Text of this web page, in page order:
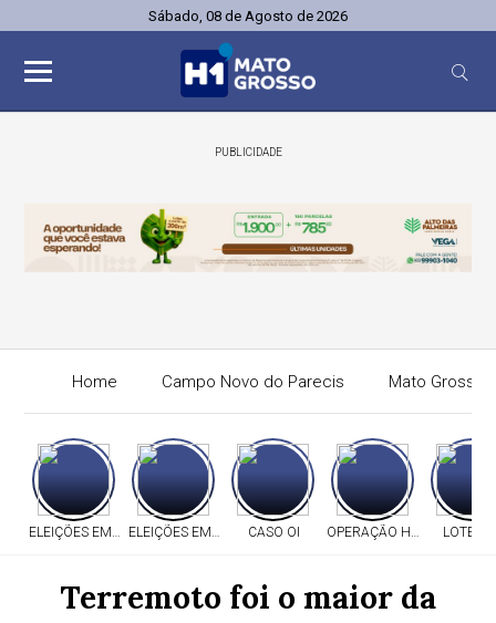
Sábado, 08 de Agosto de 2026
PUBLICIDADE
Home Campo Novo do Parecis Mato Grosso
ELEIÇÕES EM MTELEIÇÕES EM MT CASO OI OPERAÇÃO HERITAGE
Terremoto foi o maior da